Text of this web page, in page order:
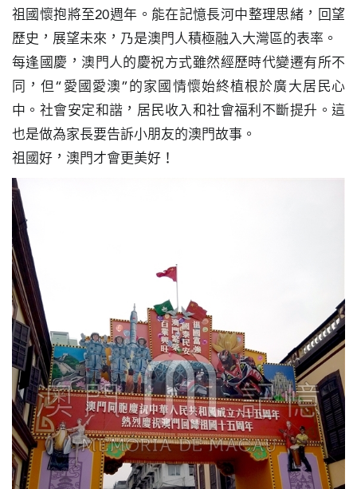
巴
士
教
街
市
祖國懷抱將至20週年。能在記憶長河中整理思緒，回望
歷史，展望未來，乃是澳門人積極融入大灣區的表率。
每逢國慶，澳門人的慶祝方式雖然經歷時代變遷有所不
同，但“愛國愛澳”的家國情懷始終植根於廣大居民心
中。社會安定和諧，居民收入和社會福利不斷提升。這
也是做為家長要告訴小朋友的澳門故事。
祖國好，澳門才會更美好！